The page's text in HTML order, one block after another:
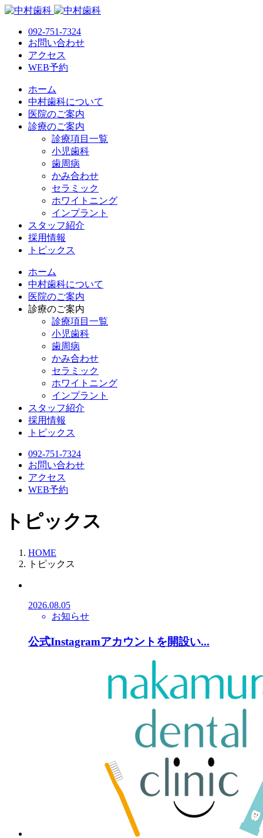
092-751-7324
お問い合わせ
アクセス
WEB予約
ホーム
中村歯科について
医院のご案内
診療のご案内
診療項目一覧
小児歯科
歯周病
かみ合わせ
セラミック
ホワイトニング
インプラント
スタッフ紹介
採用情報
トピックス
ホーム
中村歯科について
医院のご案内
診療のご案内
診療項目一覧
小児歯科
歯周病
かみ合わせ
セラミック
ホワイトニング
インプラント
スタッフ紹介
採用情報
トピックス
092-751-7324
お問い合わせ
アクセス
WEB予約
トピックス
HOME
トピックス
2026.08.05
お知らせ
公式Instagramアカウントを開設い...